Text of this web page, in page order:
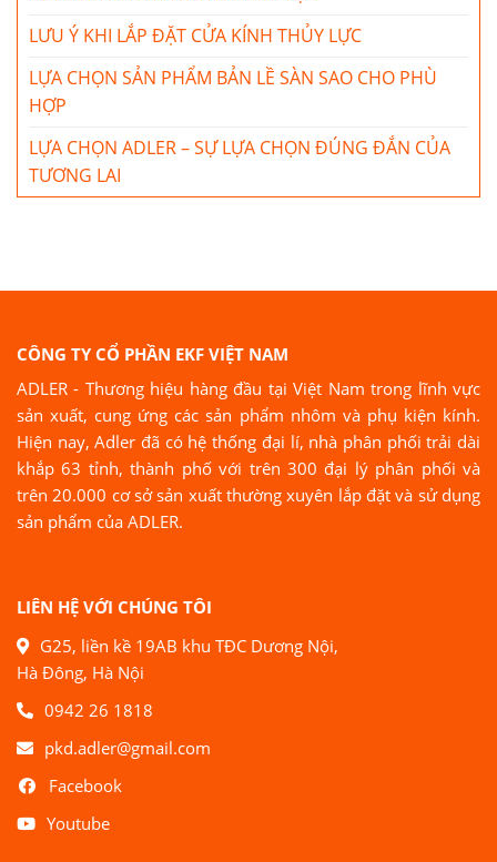
LƯU Ý KHI LẮP ĐẶT CỬA KÍNH THỦY LỰC
LỰA CHỌN SẢN PHẨM BẢN LỀ SÀN SAO CHO PHÙ
HỢP
LỰA CHỌN ADLER – SỰ LỰA CHỌN ĐÚNG ĐẮN CỦA
TƯƠNG LAI
CÔNG TY CỔ PHẦN EKF VIỆT NAM
ADLER - Thương hiệu hàng đầu tại Việt Nam trong lĩnh vực
sản xuất, cung ứng các sản phẩm nhôm và phụ kiện kính.
Hiện nay, Adler đã có hệ thống đại lí, nhà phân phối trải dài
khắp 63 tỉnh, thành phố với trên 300 đại lý phân phối và
trên 20.000 cơ sở sản xuất thường xuyên lắp đặt và sử dụng
sản phẩm của ADLER.
LIÊN HỆ VỚI CHÚNG TÔI
G25, liền kề 19AB khu TĐC Dương Nội,
Hà Đông, Hà Nội
0942 26 1818
pkd.adler@gmail.com
Facebook
Youtube